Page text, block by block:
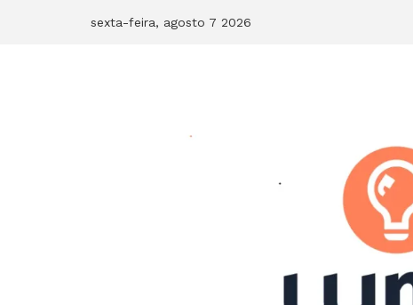
sexta-feira, agosto 7 2026